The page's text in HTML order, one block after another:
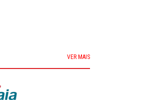
VER MAIS